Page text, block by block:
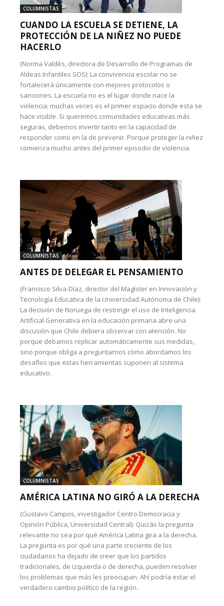
COLUMNISTAS
CUANDO LA ESCUELA SE DETIENE, LA
PROTECCIÓN DE LA NIÑEZ NO PUEDE
HACERLO
(Norma Valdés, directora de Desarrollo de Programas de
Aldeas Infantiles SOS): La convivencia escolar no se
fortalecerá únicamente con mejores protocolos o
sanciones. La escuela no es el lugar donde nace la
violencia; muchas veces es el primer espacio donde esta se
hace visible. Si queremos comunidades educativas más
seguras, debemos invertir tanto en la capacidad de
responder como en la de prevenir. Porque proteger la niñez
comienza mucho antes del primer episodio de violencia.
COLUMNISTAS
ANTES DE DELEGAR EL PENSAMIENTO
(Francisco Silva-Díaz, director del Magíster en Innovación y
Tecnología Educativa de la Universidad Autónoma de Chile):
La decisión de Noruega de restringir el uso de Inteligencia
Artificial Generativa en la educación primaria abre una
discusión que Chile debiera observar con atención. No
porque debamos replicar automáticamente sus medidas,
sino porque obliga a preguntarnos cómo abordamos los
desafíos que estas herramientas suponen al sistema
educativo.
COLUMNISTAS
AMÉRICA LATINA NO GIRÓ A LA DERECHA
(Gustavo Campos, investigador Centro Democracia y
Opinión Pública, Universidad Central): Quizás la pregunta
relevante no sea por qué América Latina gira a la derecha.
La pregunta es por qué una parte creciente de los
ciudadanos ha dejado de creer que los partidos
tradicionales, de izquierda o de derecha, pueden resolver
los problemas que más les preocupan. Ahí podría estar el
verdadero cambio político de la región.